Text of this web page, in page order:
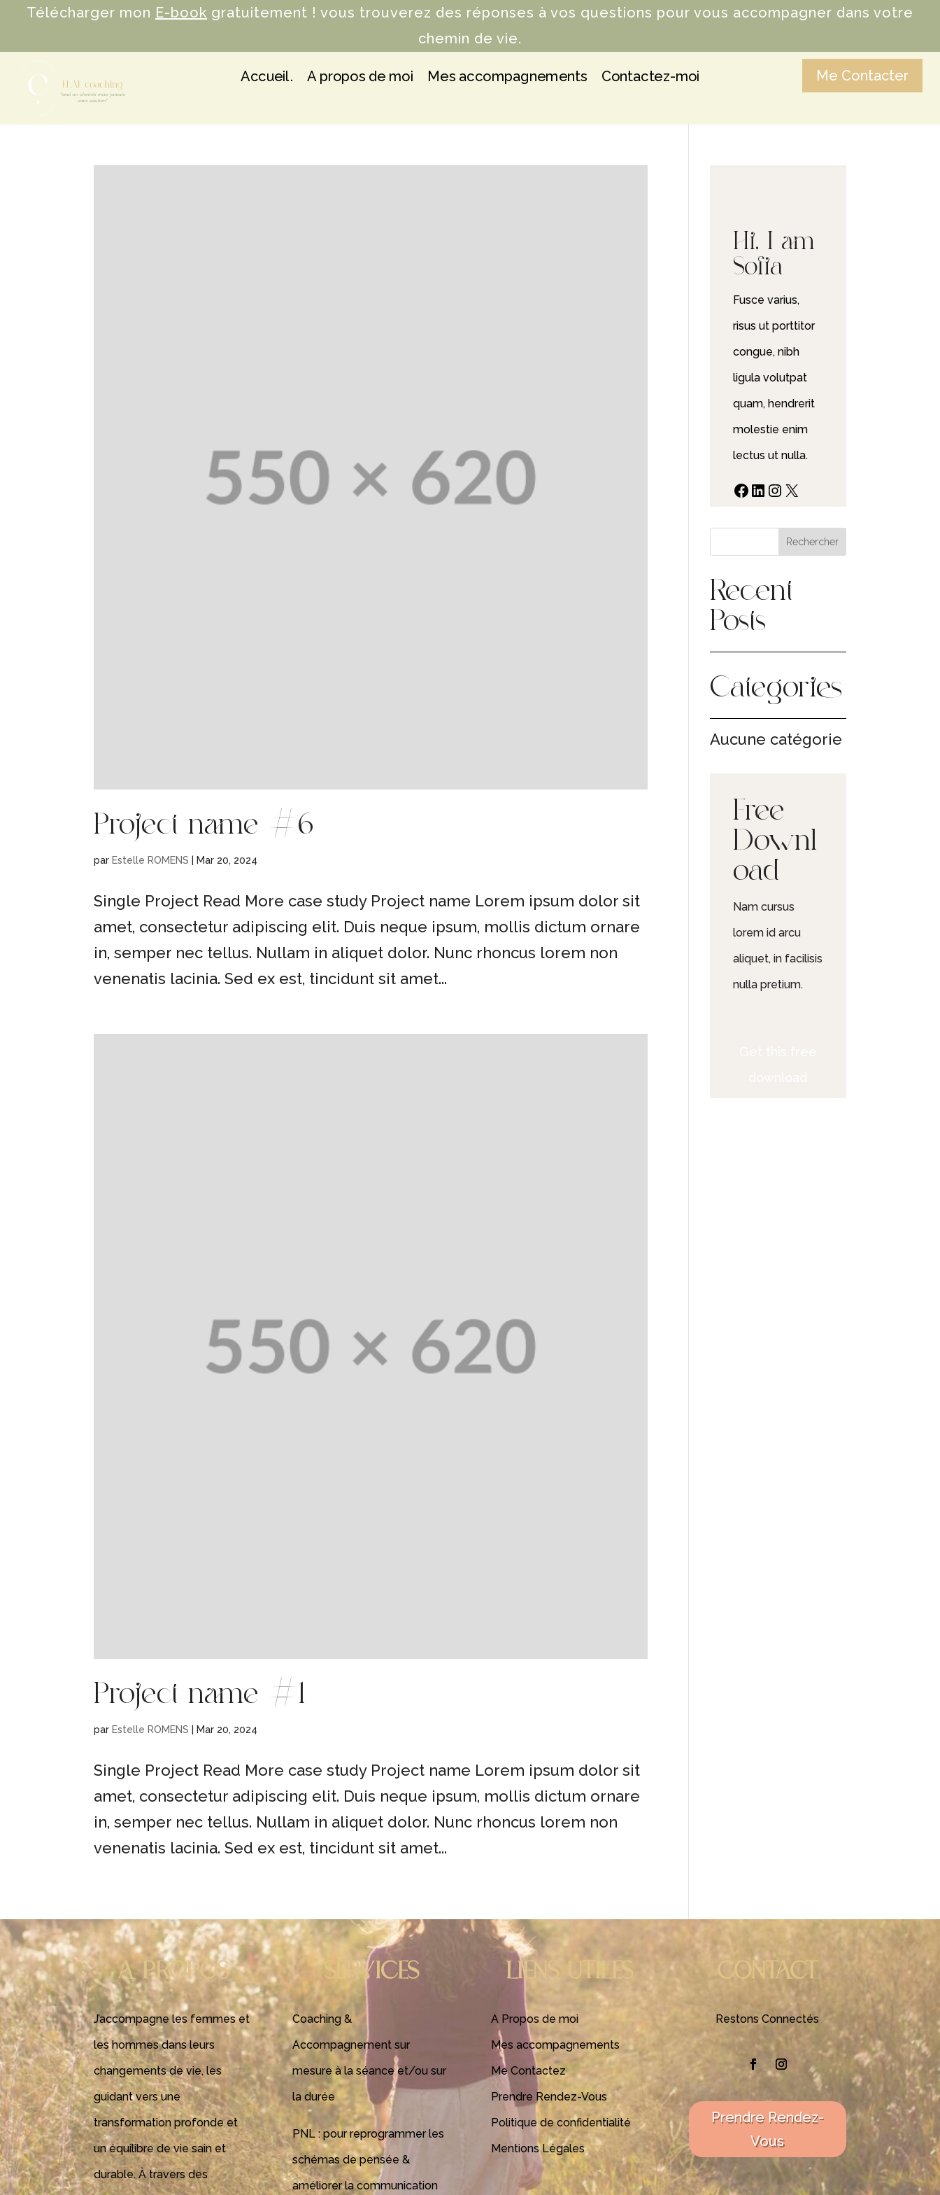
Télécharger mon E-book gratuitement ! vous trouverez des réponses à vos questions pour vous accompagner dans votre
chemin de vie.
Accueil. A propos de moi Mes accompagnements Contactez-moi Me Contacter
Project name #6
par Estelle ROMENS Mar 20, 2024
Single Project Read More case study Project name Lorem ipsum dolor sit
amet, consectetur adipiscing elit. Duis neque ipsum, mollis dictum ornare
in, semper nec tellus. Nullam in aliquet dolor. Nunc rhoncus lorem non
venenatis lacinia. Sed ex est, tincidunt sit amet...
Project name #1
par Estelle ROMENS Mar 20, 2024
Single Project Read More case study Project name Lorem ipsum dolor sit
amet, consectetur adipiscing elit. Duis neque ipsum, mollis dictum ornare
in, semper nec tellus. Nullam in aliquet dolor. Nunc rhoncus lorem non
venenatis lacinia. Sed ex est, tincidunt sit amet...
Hi, I am
Sofia
Fusce varius,
risus ut porttitor
congue, nibh
ligula volutpat
quam, hendrerit
molestie enim
lectus ut nulla.
Facebook
LinkedIn
Instagram
X
Rechercher
Recent
Posts
Categories
Aucune catégorie
Free
Downl
oad
Nam cursus
lorem id arcu
aliquet, in facilisis
nulla pretium.
A PROPOS
J’accompagne les femmes et
les hommes dans leurs
changements de vie, les
guidant vers une
transformation profonde et
un équilibre de vie sain et
durable. À travers des
SERVICES
Coaching &
Accompagnement sur
mesure à la séance et/ou sur
la durée
PNL : pour reprogrammer les
schémas de pensée &
améliorer la communication
LIENS UTILES
A Propos de moi
Mes accompagnements
Me Contactez
Prendre Rendez-Vous
Politique de confidentialité
Mentions Légales
CONTACT
Restons Connectés
Prendre Rendez-
Vous